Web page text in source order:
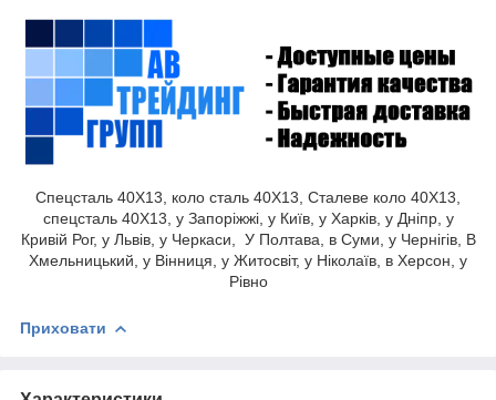
Спецсталь 40Х13, коло сталь 40Х13, Сталеве коло 40Х13,
спецсталь 40Х13, у Запоріжжі, у Київ, у Харків, у Дніпр, у
Кривій Рог, у Львів, у Черкаси, У Полтава, в Суми, у Чернігів, В
Хмельницький, у Вінниця, у Житосвіт, у Ніколаїв, в Херсон, у
Рівно
Приховати